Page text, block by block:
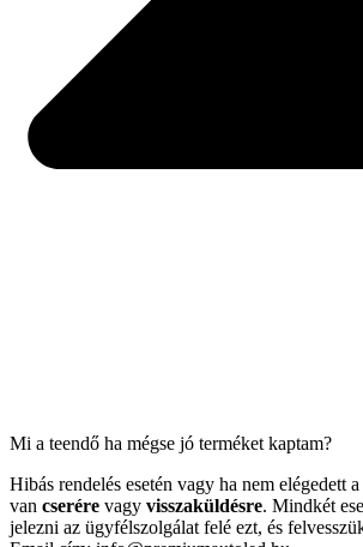
Mi a teendő ha mégse jó terméket kaptam?
Hibás rendelés esetén vagy ha nem elégedett
van cserére vagy visszaküldésre. Mindkét
jelezni az ügyfélszolgálat felé ezt, és